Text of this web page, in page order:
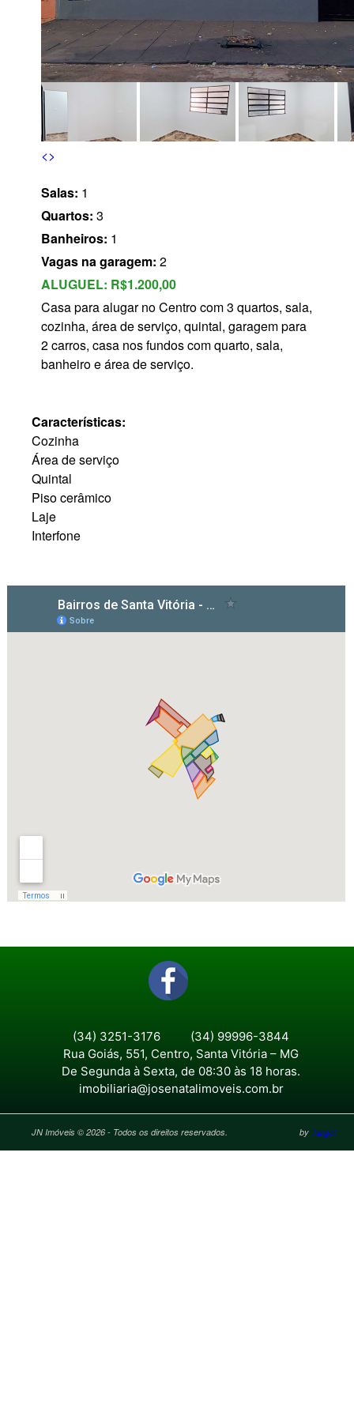
<>
Salas: 1
Quartos: 3
Banheiros: 1
Vagas na garagem: 2
ALUGUEL: R$1.200,00
Casa para alugar no Centro com 3 quartos, sala,
cozinha, área de serviço, quintal, garagem para
2 carros, casa nos fundos com quarto, sala,
banheiro e área de serviço.
Características:
Cozinha
Área de serviço
Quintal
Piso cerâmico
Laje
Interfone
(34) 3251-3176
(34) 99996-3844
Rua Goiás, 551, Centro, Santa Vitória – MG
De Segunda à Sexta, de 08:30 às 18 horas.
imobiliaria@josenatalimoveis.com.br
JN Imóveis © 2026 - Todos os direitos reservados. by Target